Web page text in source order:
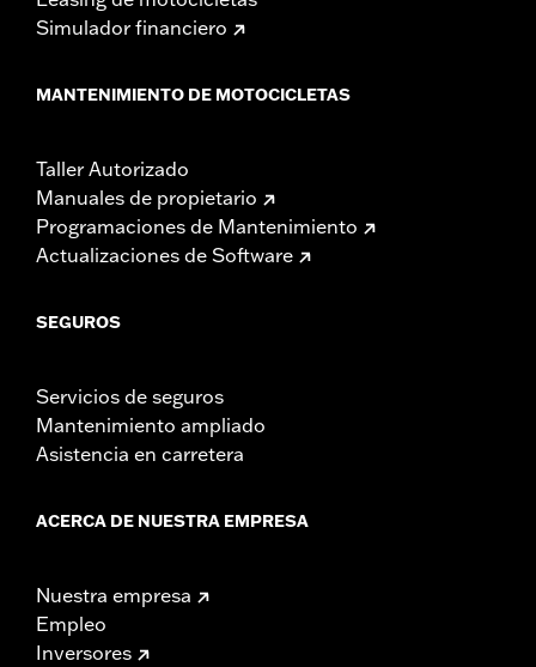
Simulador financiero
MANTENIMIENTO DE MOTOCICLETAS
Taller Autorizado
Manuales de propietario
Programaciones de Mantenimiento
Actualizaciones de Software
SEGUROS
Servicios de seguros
Mantenimiento ampliado
Asistencia en carretera
ACERCA DE NUESTRA EMPRESA
Nuestra empresa
Empleo
Inversores